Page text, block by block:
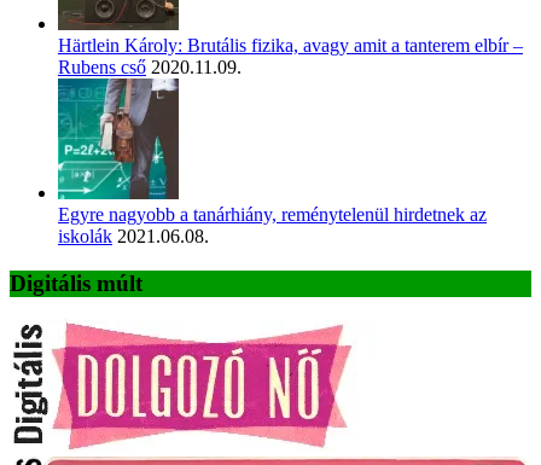
Härtlein Károly: Brutális fizika, avagy amit a tanterem elbír –
Rubens cső 2020.11.09.
Egyre nagyobb a tanárhiány, reménytelenül hirdetnek az
iskolák 2021.06.08.
Digitális múlt